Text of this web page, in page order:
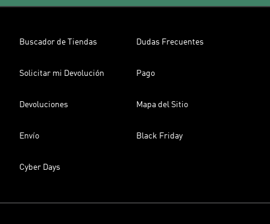
Buscador de Tiendas Dudas Frecuentes
Solicitar mi Devolución Pago
Devoluciones Mapa del Sitio
Envío Black Friday
Cyber Days